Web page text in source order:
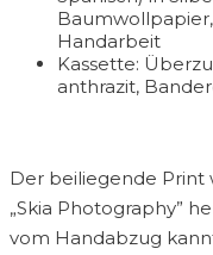
Handarbeit
Kassette:
anthrazit,
Der beiliegende Print
„Skia Photography”
vom Handabzug